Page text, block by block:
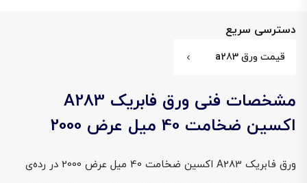
دسترسی سریع
قیمت ورق a283
مشخصات فنی ورق فابریک A283
اکسین ضخامت 40 میل عرض 2000
ورق فابریک A283 اکسین ضخامت 40 میل عرض 2000 در رده‌ی